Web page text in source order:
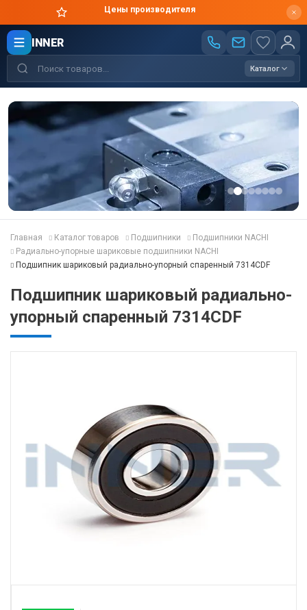
Цены производителя
INNER
Каталог
Главная Каталог товаров Подшипники
Подшипники NACHI
Радиально-упорные шариковые подшипники NACHI
Подшипник шариковый радиально-упорный спаренный 7314CDF
Подшипник шариковый радиально-
упорный спаренный 7314CDF